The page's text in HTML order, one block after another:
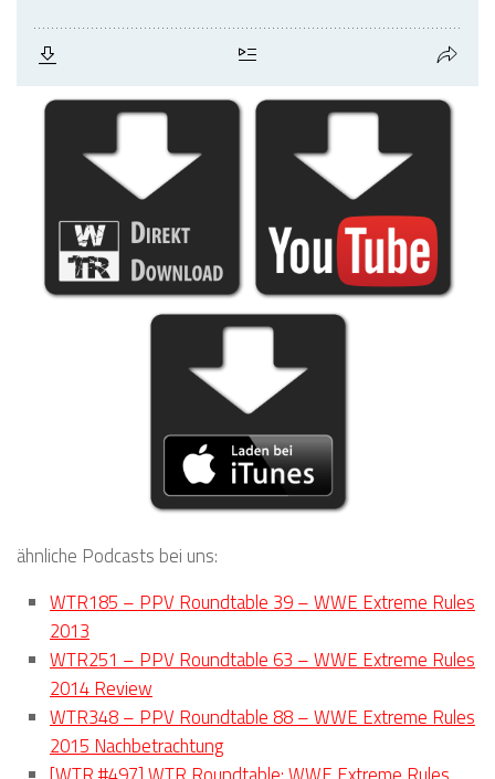
ähnliche Podcasts bei uns:
WTR185 – PPV Roundtable 39 – WWE Extreme Rules
2013
WTR251 – PPV Roundtable 63 – WWE Extreme Rules
2014 Review
WTR348 – PPV Roundtable 88 – WWE Extreme Rules
2015 Nachbetrachtung